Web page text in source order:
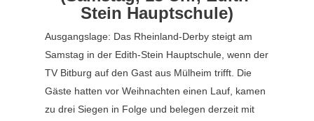
Stein Hauptschule)
Ausgangslage: Das Rheinland-Derby steigt am
Samstag in der Edith-Stein Hauptschule, wenn der
TV Bitburg auf den Gast aus Mülheim trifft. Die
Gäste hatten vor Weihnachten einen Lauf, kamen
zu drei Siegen in Folge und belegen derzeit mit